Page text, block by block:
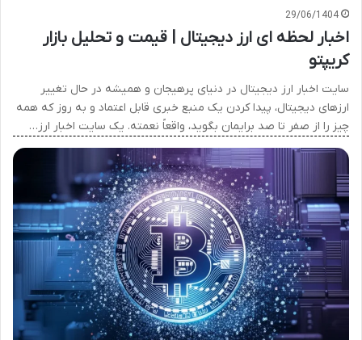
29/06/1404
اخبار لحظه ای ارز دیجیتال | قیمت و تحلیل بازار
کریپتو
سایت اخبار ارز دیجیتال در دنیای پرهیجان و همیشه در حال تغییر
ارزهای دیجیتال، پیدا کردن یک منبع خبری قابل اعتماد و به روز که همه
چیز را از صفر تا صد برایمان بگوید، واقعاً نعمته. یک سایت اخبار ارز…